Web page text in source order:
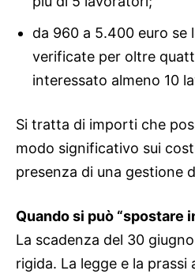
da 960 a 5.400 euro se
verificate per oltre
interessato almeno 10
Si tratta di importi che
modo significativo sui
presenza di una gestione
Quando si può “spostare
La scadenza del 30
rigida. La legge e la prassi